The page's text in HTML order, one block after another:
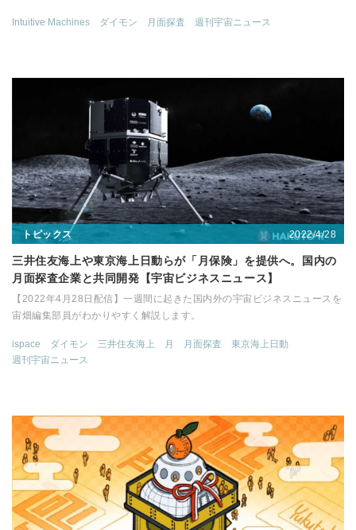
Intuitive Machines ダイモン 月面探査 週刊宇宙ニュース
トピックス 2022/4/28
三井住友海上や東京海上日動らが「月保険」を提供へ。国内の
月面探査企業と共同開発【宇宙ビジネスニュース】
【2022年4月28日配信】一週間に起きた国内外の宇宙ビジネスニュースを
宙畑編集部員がわかりやすく解説します。
ispace ダイモン 三井住友海上 月 月面探査
東京海上日動
週刊宇宙ニュース